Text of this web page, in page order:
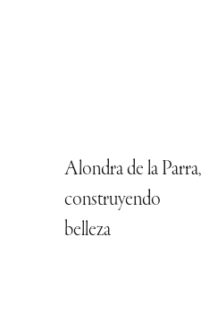
Alondra de la Parra,
construyendo
belleza